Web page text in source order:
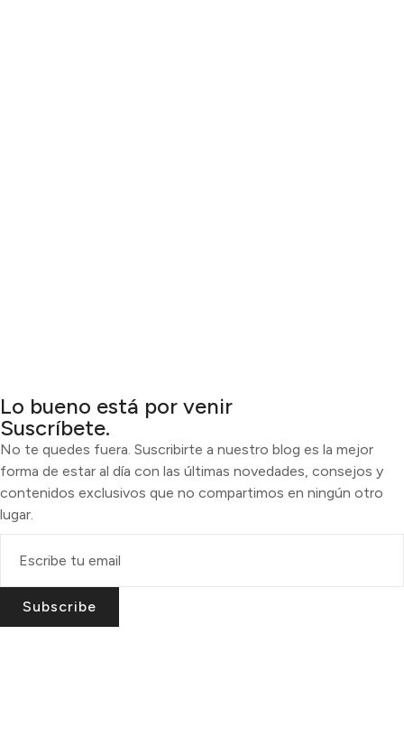
Lo bueno está por venir
Suscríbete.
No te quedes fuera. Suscribirte a nuestro blog es la mejor
forma de estar al día con las últimas novedades, consejos y
contenidos exclusivos que no compartimos en ningún otro
lugar.
Subscribe